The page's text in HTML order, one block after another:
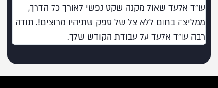
עו"ד אלעד שאול מקנה שקט נפשי לאורך כל הדרך,
ממליצה בחום ללא צל של ספק שתיהיו מרוצים!. תודה
רבה עו"ד אלעד על עבודת הקודש שלך.